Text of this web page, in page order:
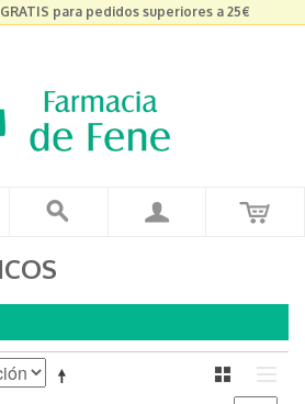
para pedidos superiores a 25€